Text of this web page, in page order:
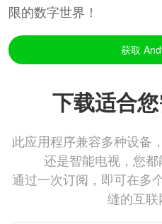
限的数字世界！
获取
下载适合
此应用程序兼容多种设备
还是智能电视，您都
通过一次订阅，即可在多
缝的互联